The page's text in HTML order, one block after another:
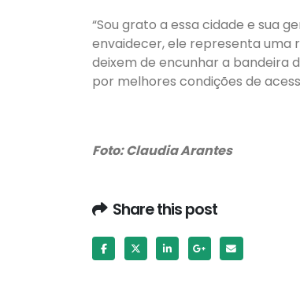
“Sou grato a essa cidade e sua
envaidecer, ele representa uma
deixem de encunhar a bandeira
por melhores condições de
Foto: Claudia Arantes
Share this post